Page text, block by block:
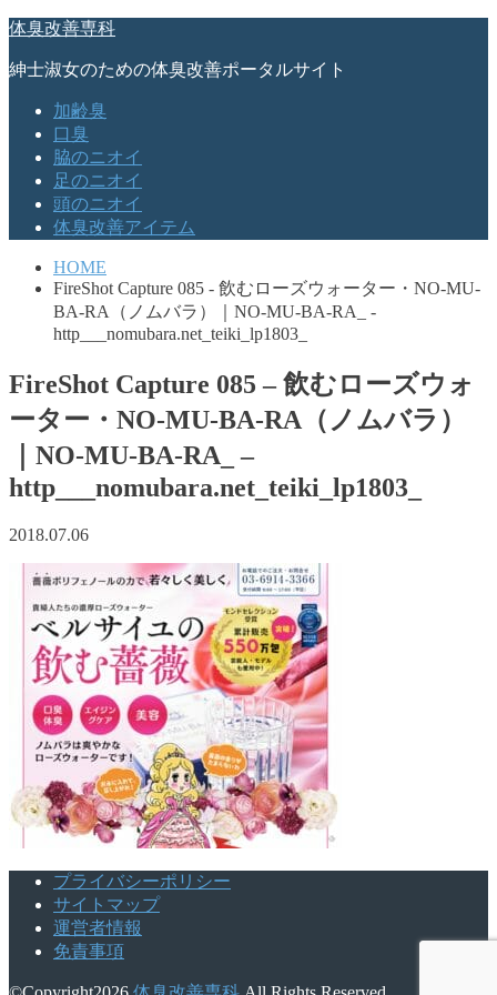
体臭改善専科
紳士淑女のための体臭改善ポータルサイト
加齢臭
口臭
脇のニオイ
足のニオイ
頭のニオイ
体臭改善アイテム
HOME
FireShot Capture 085 - 飲むローズウォーター・NO-MU-
BA-RA（ノムバラ）｜NO-MU-BA-RA_ -
http___nomubara.net_teiki_lp1803_
FireShot Capture 085 – 飲むローズウォ
ーター・NO-MU-BA-RA（ノムバラ）
｜NO-MU-BA-RA_ –
http___nomubara.net_teiki_lp1803_
2018.07.06
プライバシーポリシー
サイトマップ
運営者情報
免責事項